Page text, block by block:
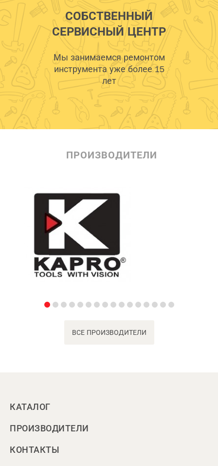
СОБСТВЕННЫЙ
СЕРВИСНЫЙ ЦЕНТР
Мы занимаемся ремонтом
инструмента уже более 15
лет
ПРОИЗВОДИТЕЛИ
ВСЕ ПРОИЗВОДИТЕЛИ
КАТАЛОГ
ПРОИЗВОДИТЕЛИ
КОНТАКТЫ